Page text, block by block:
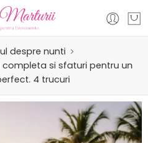
despre nunti
completa si sfaturi pentru un
4 trucuri